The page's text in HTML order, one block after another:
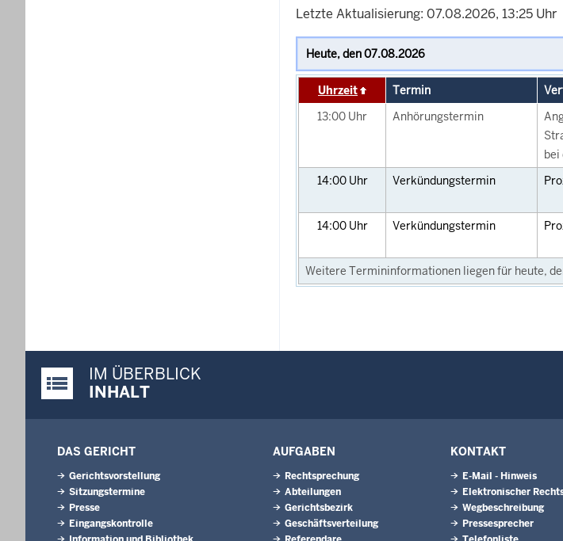
Letzte Aktualisierung: 07.08.2026, 13:25 Uhr
Uhrzeit Termin
13:00 Uhr Anhörungstermin
bei
14:00 Uhr Verkündungstermin
14:00 Uhr Verkündungstermin
Weitere Termininformationen liegen für heute,
Justiz-Portal im Überblick:
IM ÜBERBLICK
INHALT
DAS GERICHT
Gerichtsvorstellung
Sitzungstermine
Presse
Eingangskontrolle
AUFGABEN
Rechtsprechung
Abteilungen
Gerichtsbezirk
Geschäftsverteilung
KONTAKT
E-Mail - Hinweis
Elektronischer
Wegbeschreibung
Pressesprecher